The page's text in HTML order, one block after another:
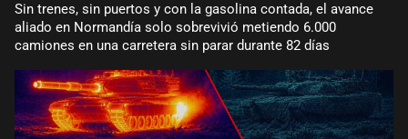
Sin trenes, sin puertos y con la gasolina contada, el avance
aliado en Normandía solo sobrevivió metiendo 6.000
camiones en una carretera sin parar durante 82 días